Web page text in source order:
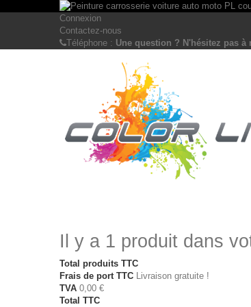
Connexion
Contactez-nous
Téléphone : Une question ? N'hésitez pas à
Il y a 1 produit dans
Total produits TTC
Frais de port TTC Livraison gratuite !
TVA 0,00 €
Total TTC